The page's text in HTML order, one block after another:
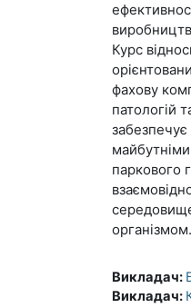
Курс
фахову
патологій
паркового
організмом.
Викладач:
Викладач: